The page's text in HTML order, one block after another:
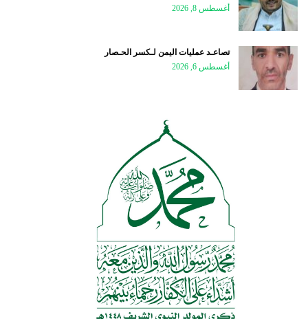
أغسطس 8, 2026
تصاعـد عمليات اليمن لـكسر الحـصار
أغسطس 6, 2026